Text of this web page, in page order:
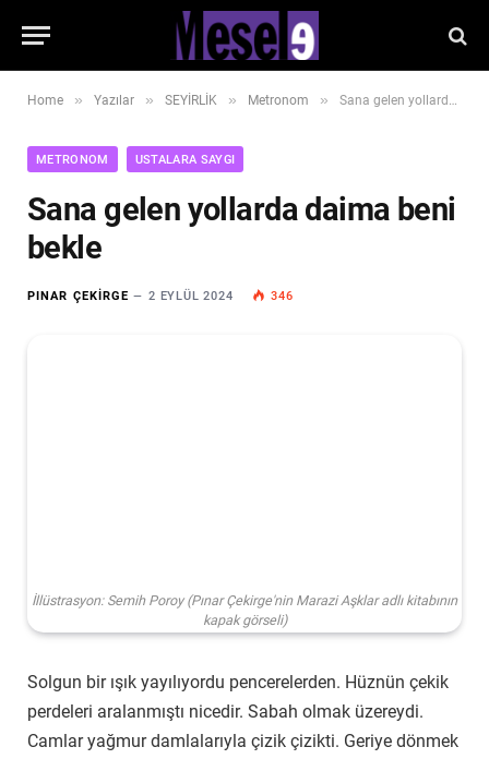
Home » Yazılar » SEYİRLİK » Metronom » Sana gelen yollarda daima beni bekle
METRONOM USTALARA SAYGI
Sana gelen yollarda daima beni
bekle
PINAR ÇEKIRGE 2 EYLÜL 2024 346
İllüstrasyon: Semih Poroy (Pınar Çekirge'nin Marazi Aşklar adlı kitabının
kapak görseli)
Solgun bir ışık yayılıyordu pencerelerden. Hüznün çekik
perdeleri aralanmıştı nicedir. Sabah olmak üzereydi.
Camlar yağmur damlalarıyla çizik çizikti. Geriye dönmek